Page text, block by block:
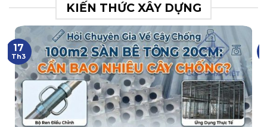
KIẾN THỨC XÂY DỰNG
17
Th3